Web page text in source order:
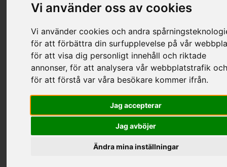
Vi använder oss av cookies
Vi använder cookies och andra
för att förbättra din surfupplevelse på vår
för att visa dig personligt innehåll och riktade
annonser, för att analysera vår webbplatstrafik
för att förstå var våra besökare kommer ifrån.
Jag accepterar
Jag avböjer
Ändra mina inställningar
Kategorier
Cirk-Pumpar Värme Wilo
Visa